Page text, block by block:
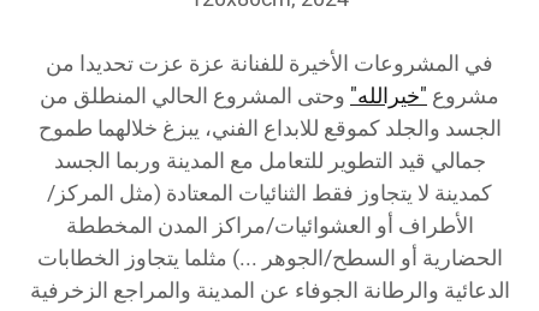
في المشروعات الأخيرة للفنانة عزة عزت تحديدا من
مشروع "خيرالله" وحتى المشروع الحالي المنطلق من
الجسد والجلد كموقع للابداع الفني، يبزغ خلالهما طموح
جمالي قيد التطوير للتعامل مع المدينة وربما الجسد
كمدينة لا يتجاوز فقط الثنائيات المعتادة (مثل المركز/
الأطراف أو العشوائيات/مراكز المدن المخططة
الحضارية أو السطح/الجوهر ...) مثلما يتجاوز الخطابات
الدعائية والرطانة الجوفاء عن المدينة والمراجع الزخرفية